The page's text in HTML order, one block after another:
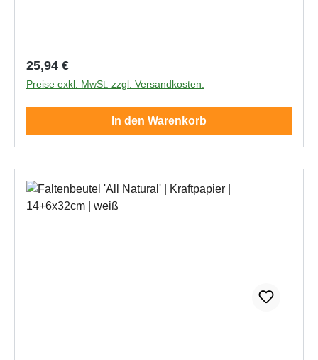
Regulärer Preis:
25,94 €
Preise exkl. MwSt. zzgl. Versandkosten.
In den Warenkorb